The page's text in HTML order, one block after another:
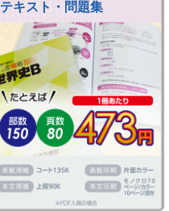
テキスト・問題集